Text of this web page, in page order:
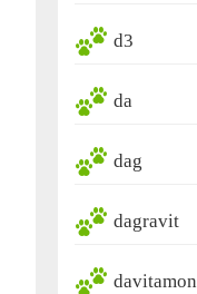
d3
da
dag
dagravit
davitamon